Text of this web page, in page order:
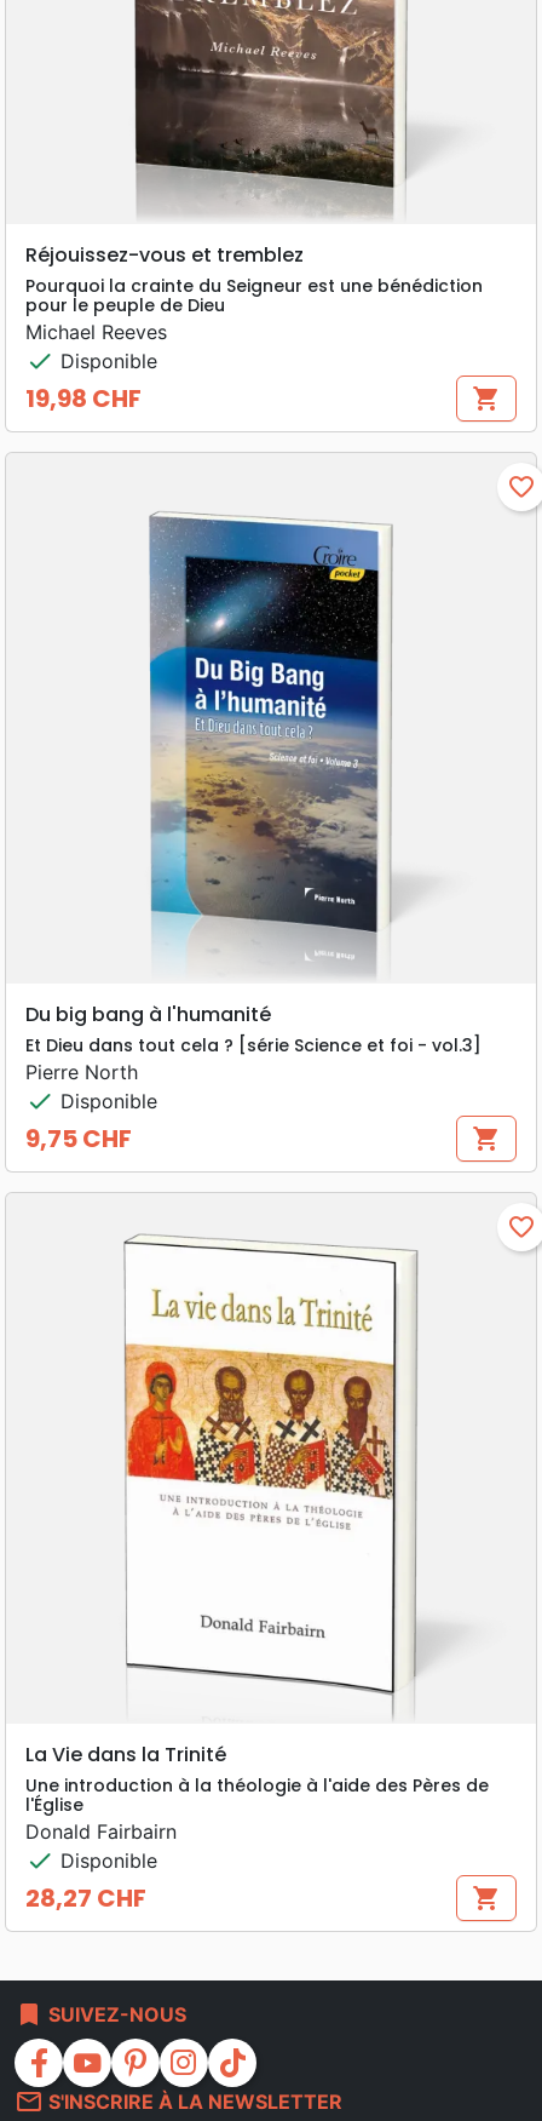
Réjouissez-vous et tremblez
Pourquoi la crainte du Seigneur est une bénédiction
pour le peuple de Dieu
Michael Reeves
check Disponible
Prix
19,98 CHF shopping_cart
favorite_border
Du big bang à l'humanité
Et Dieu dans tout cela ? [série Science et foi - vol.3]
Pierre North
check Disponible
Prix
9,75 CHF shopping_cart
favorite_border
La Vie dans la Trinité
Une introduction à la théologie à l'aide des Pères de
l'Église
Donald Fairbairn
check Disponible
Prix
28,27 CHF shopping_cart
bookmark SUIVEZ-NOUS
facebook youtube pinterest instagram
tiktok
mail_outline S'INSCRIRE À LA NEWSLETTER